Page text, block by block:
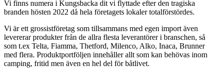
Vi finns numera i Kungsbacka dit vi flyttade efter den tragiska
branden hösten 2022 då hela företagets lokaler totalförstördes.
Vi är ett grossistföretag som tillsammans med egen import även
levererar produkter från de allra flesta leverantörer i branschen, så
som t.ex Telta, Fiamma, Thetford, Milenco, Alko, Inaca, Brunner
med flera. Produktportföljen innehåller allt som kan behövas inom
camping, fritid men även en hel del för båtlivet.